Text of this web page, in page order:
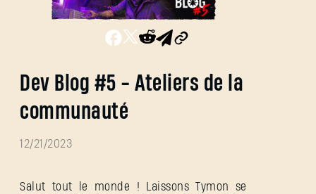
Dev Blog #5 - Ateliers de la
communauté
12/21/2023
Salut tout le monde ! Laissons Tymon se